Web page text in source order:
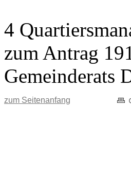
4
zum Antrag
Gemeinderats
zum Seitenanfang